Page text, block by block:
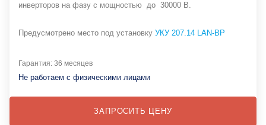
инверторов на фазу с мощностью до 30000 В.
Предусмотрено место под установку УКУ 207.14 LAN-BP
Гарантия: 36 месяцев
Не работаем с физическими лицами
ЗАПРОСИТЬ ЦЕНУ